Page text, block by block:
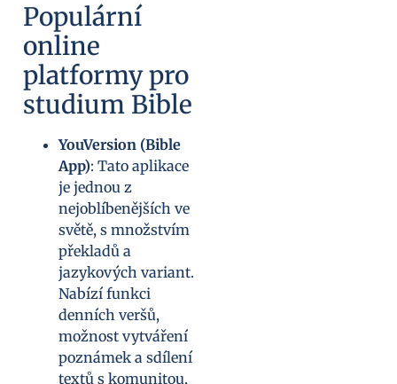
Populární
online
platformy pro
studium Bible
YouVersion (Bible
App): Tato aplikace
je jednou z
nejoblíbenějších ve
světě, s množstvím
překladů a
jazykových variant.
Nabízí funkci
denních veršů,
možnost vytváření
poznámek a sdílení
textů s komunitou,